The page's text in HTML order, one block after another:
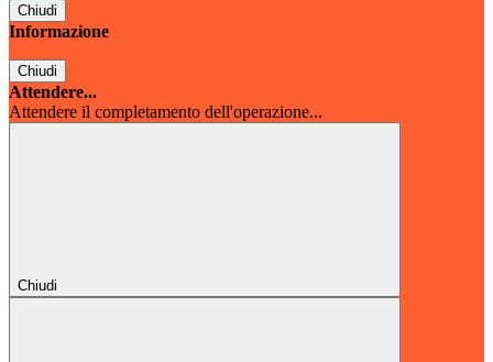
Chiudi
Informazione
Chiudi
Attendere...
Attendere il completamento dell'operazione...
Chiudi